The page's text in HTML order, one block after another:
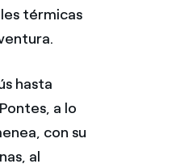
térmicas
hasta
a lo
con su
al